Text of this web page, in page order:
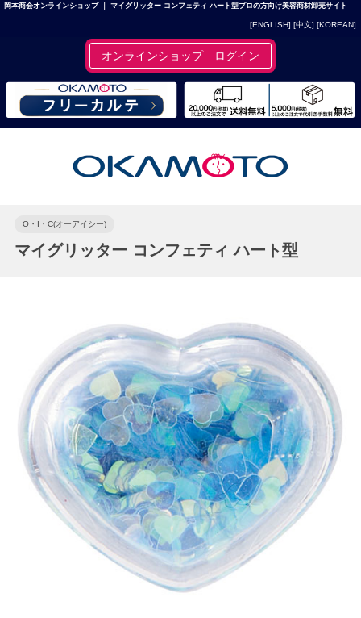
岡本商会オンラインショップ ｜ マイグリッター コンフェティ ハート型プロの方向け美容商材卸売サイト
[ENGLISH] [中文] [KOREAN]
オンラインショップ ログイン
O・I・C(オーアイシー)
マイグリッター コンフェティ ハート型